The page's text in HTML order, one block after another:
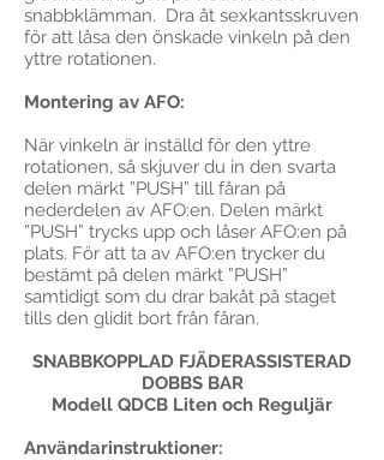
snabbklämman. Dra åt sexkantsskruven
för att låsa den önskade vinkeln på den
yttre rotationen.
Montering av AFO:
När vinkeln är inställd för den yttre
rotationen, så skjuver du in den svarta
delen märkt ”PUSH” till fåran på
nederdelen av AFO:en. Delen märkt
”PUSH” trycks upp och låser AFO:en på
plats. För att ta av AFO:en trycker du
bestämt på delen märkt ”PUSH”
samtidigt som du drar bakåt på staget
tills den glidit bort från fåran.
SNABBKOPPLAD FJÄDERASSISTERAD
DOBBS BAR
Modell QDCB Liten och Reguljär
Användarinstruktioner: